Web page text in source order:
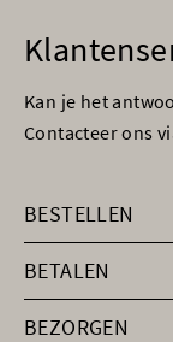
Kan je het
Contacteer ons
BESTELLEN
BETALEN
BEZORGEN